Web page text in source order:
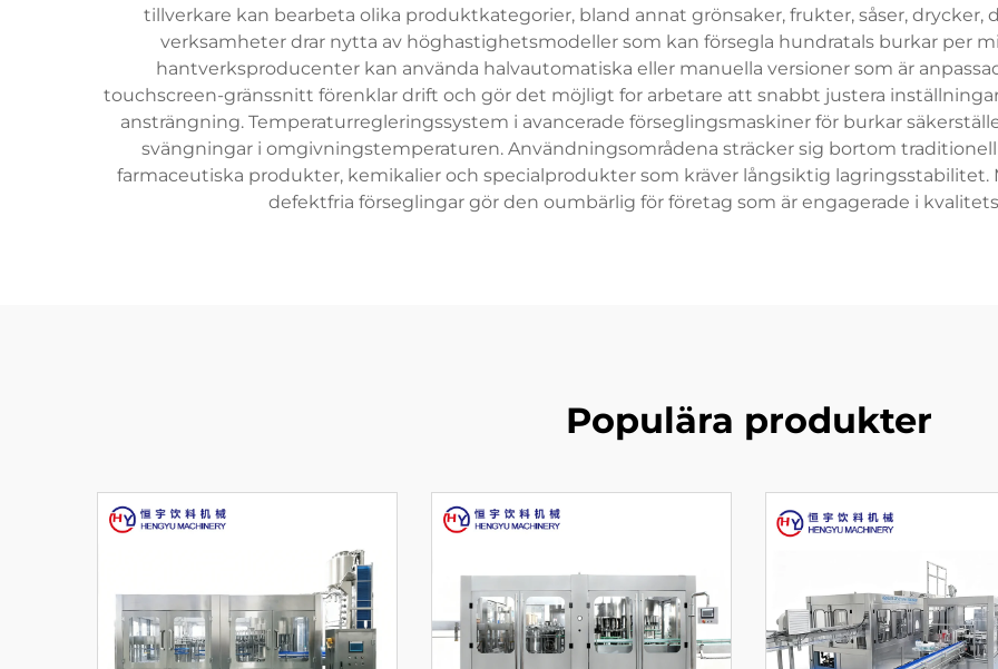
tillverkare kan bearbeta olika produktkategorier, bland annat grönsaker, frukter, såser,
verksamheter drar nytta av höghastighetsmodeller som kan försegla hundratals burkar per
hantverksproducenter kan använda halvautomatiska eller manuella versioner som är
touchscreen-gränssnitt förenklar drift och gör det möjligt for arbetare att snabbt justera
ansträngning. Temperaturregleringssystem i avancerade förseglingsmaskiner för burkar
svängningar i omgivningstemperaturen. Användningsområdena sträcker sig bortom
farmaceutiska produkter, kemikalier och specialprodukter som kräver långsiktig lagringsstabilitet.
defektfria förseglingar gör den oumbärlig för företag som är engagerade i
Populära produkter